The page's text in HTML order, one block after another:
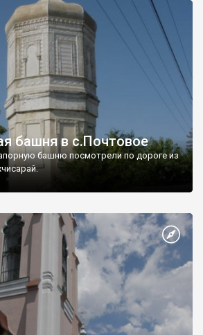
башня в с.Почтовое
башню посмотрели по дороге из